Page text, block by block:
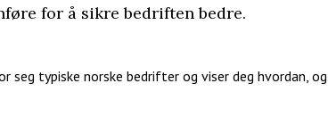
for å sikre bedriften bedre.
seg typiske norske bedrifter og viser deg hvordan,